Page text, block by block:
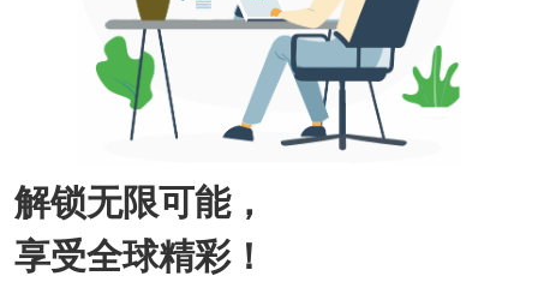
解锁无限可能，
享受全球精彩！